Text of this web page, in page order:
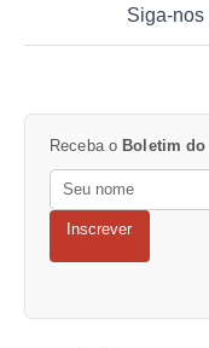
Siga-nos
Receba o Boletim do
Inscrever